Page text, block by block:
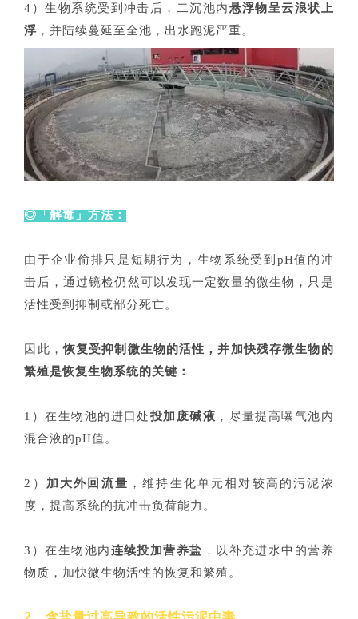
4）生物系统受到冲击后，二沉池内悬浮物呈云浪状上
浮 ，并陆续蔓延至全池，出水跑泥严重。
◎「解毒」方法：
由于企业偷排只是短期行为，生物系统受到pH值的冲
击后，通过镜检仍然可以发现一定数量的微生物，只是
活性受到抑制或部分死亡。
因此，恢复受抑制微生物的活性，并加快残存微生物的
繁殖是恢复生物系统的关键：
1）在生物池的进口处投加废碱液 ，尽量提高曝气池内
混合液的pH值。
2） 加大外回流量 ，维持生化单元相对较高的污泥浓
度，提高系统的抗冲击负荷能力。
3）在生物池内连续投加营养盐 ，以补充进水中的营养
物质，加快微生物活性的恢复和繁殖。